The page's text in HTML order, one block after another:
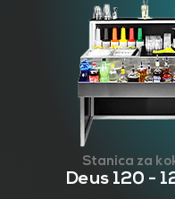
Stanica za
Deus 120 -